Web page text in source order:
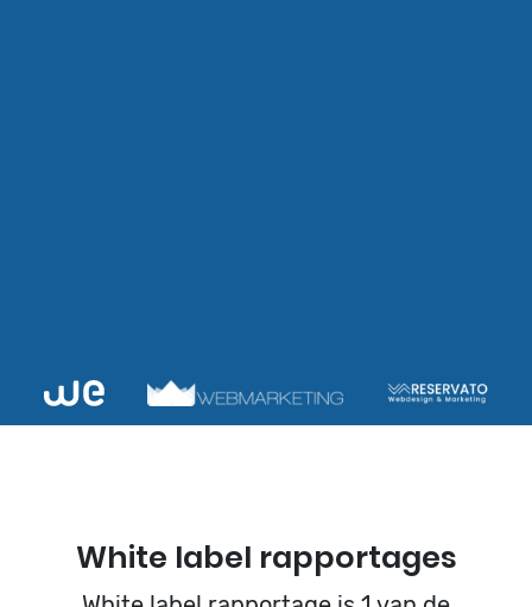
White label rapportages